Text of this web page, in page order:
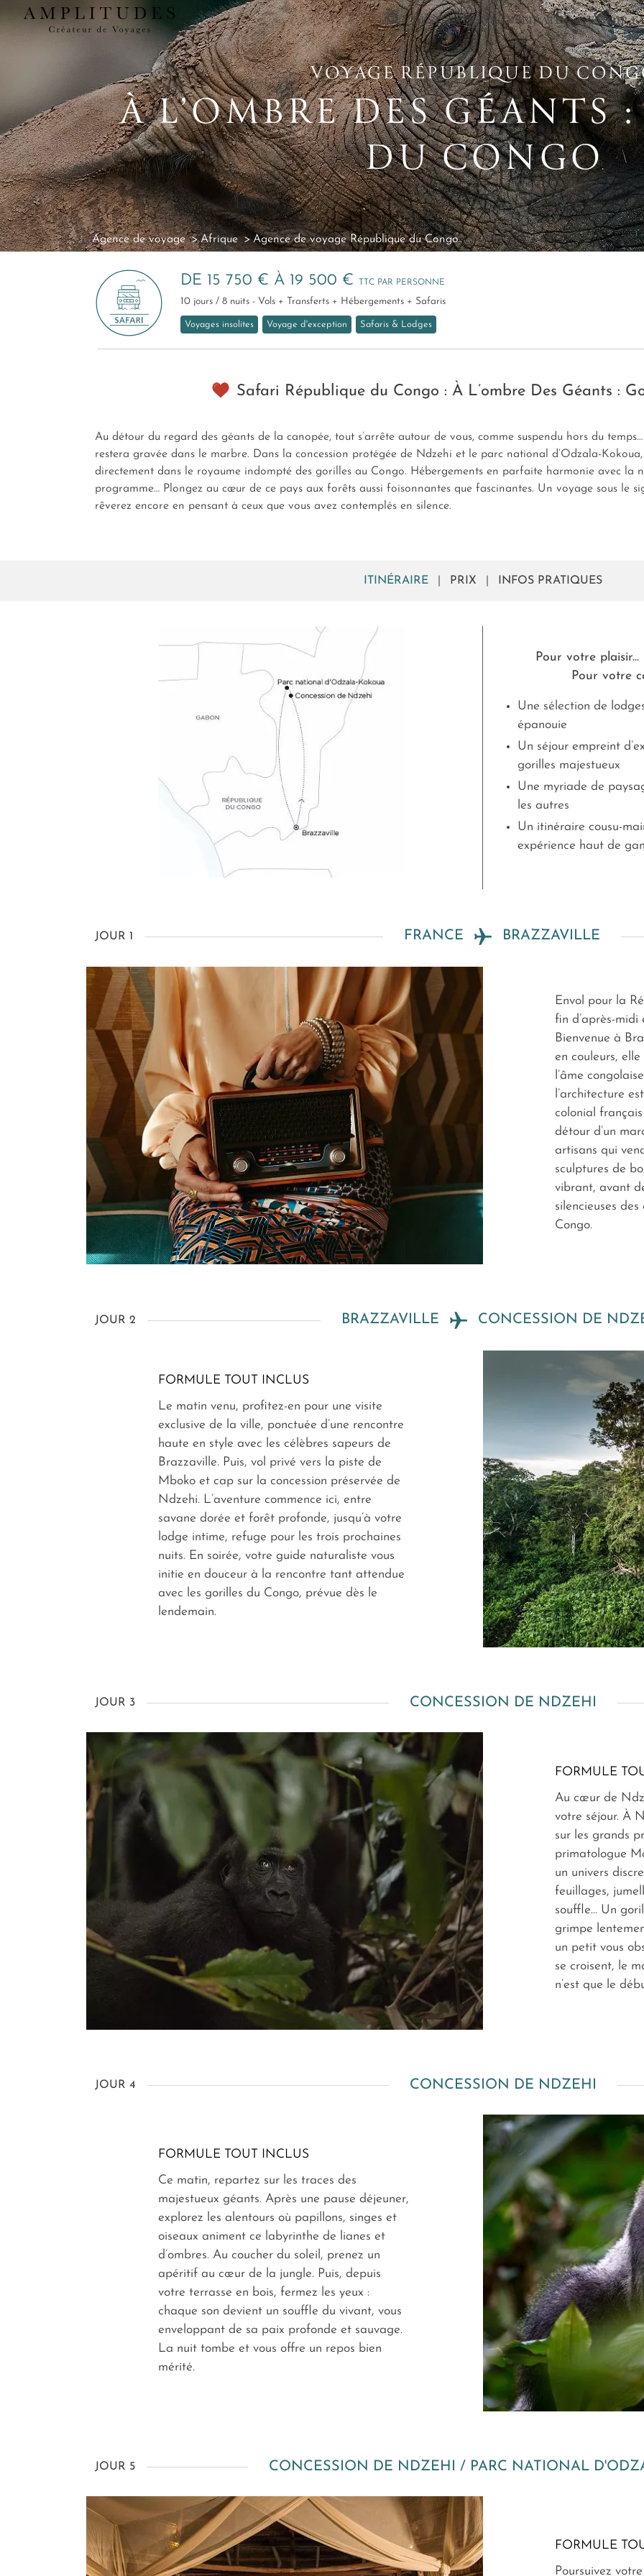
× DESTINATIONS INSPIRATIONS SAVOIR-
VOYAGE RÉPUBLIQUE DU
À L’OMBRE DES GÉANTS
DU CONGO
Agence de voyage Afrique Agence de voyage République du Congo
DE 15 750 € À 19 500 € TTC PAR PERSONNE
10 jours / 8 nuits - Vols + Transferts + Hébergements + Safaris
Voyages insolites Voyage d'exception Safaris & Lodges
Safari République du Congo : À L’ombre Des Géants :
Au détour du regard des géants de la canopée, tout s’arrête autour de vous, comme suspendu hors du
restera gravée dans le marbre. Dans la concession protégée de Ndzehi et le parc national d’Odzala-
directement dans le royaume indompté des gorilles au Congo. Hébergements en parfaite harmonie avec la
programme… Plongez au cœur de ce pays aux forêts aussi foisonnantes que fascinantes. Un voyage sous le
rêverez encore en pensant à ceux que vous avez contemplés en silence.
ITINÉRAIRE PRIX INFOS PRATIQUES
Pour votre plaisir...
Pour votre
Une sélection de
épanouie
Un séjour empreint
gorilles majestueux
Une myriade de
les autres
Un itinéraire cousu-
expérience haut de
JOUR 1 FRANCE BRAZZAVILLE
Envol pour la
fin d’après-
Bienvenue à
en couleurs,
l’âme
l’architecture
colonial
détour d’un
artisans qui
sculptures de
vibrant, avant
silencieuses
Congo.
JOUR 2 BRAZZAVILLE CONCESSION DE
FORMULE TOUT INCLUS
Le matin venu, profitez-en pour une visite
exclusive de la ville, ponctuée d’une rencontre
haute en style avec les célèbres sapeurs de
Brazzaville. Puis, vol privé vers la piste de
Mboko et cap sur la concession préservée de
Ndzehi. L’aventure commence ici, entre
savane dorée et forêt profonde, jusqu’à votre
lodge intime, refuge pour les trois prochaines
nuits. En soirée, votre guide naturaliste vous
initie en douceur à la rencontre tant attendue
avec les gorilles du Congo, prévue dès le
lendemain.
JOUR 3 CONCESSION DE NDZEHI
FORMULE
Au cœur de
votre séjour. À
sur les grands
primatologue
un univers
feuillages,
souffle… Un
grimpe
un petit vous
se croisent, le
n’est que le
JOUR 4 CONCESSION DE NDZEHI
FORMULE TOUT INCLUS
Ce matin, repartez sur les traces des
majestueux géants. Après une pause déjeuner,
explorez les alentours où papillons, singes et
oiseaux animent ce labyrinthe de lianes et
d’ombres. Au coucher du soleil, prenez un
apéritif au cœur de la jungle. Puis, depuis
votre terrasse en bois, fermez les yeux :
chaque son devient un souffle du vivant, vous
enveloppant de sa paix profonde et sauvage.
La nuit tombe et vous offre un repos bien
mérité.
JOUR 5 CONCESSION DE NDZEHI / PARC NATIONAL
FORMULE
Poursuivez